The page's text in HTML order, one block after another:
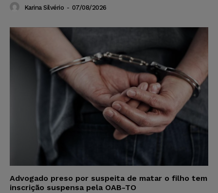
Karina Silvério - 07/08/2026
Advogado preso por suspeita de matar o filho tem
inscrição suspensa pela OAB-TO